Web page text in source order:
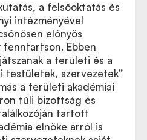
a felsőoktatás és
intézményével
előnyös
Ebben
a területi és a
testületek, szervezetek”
a területi akadémiai
túli bizottság és
tartott
elnöke arról is